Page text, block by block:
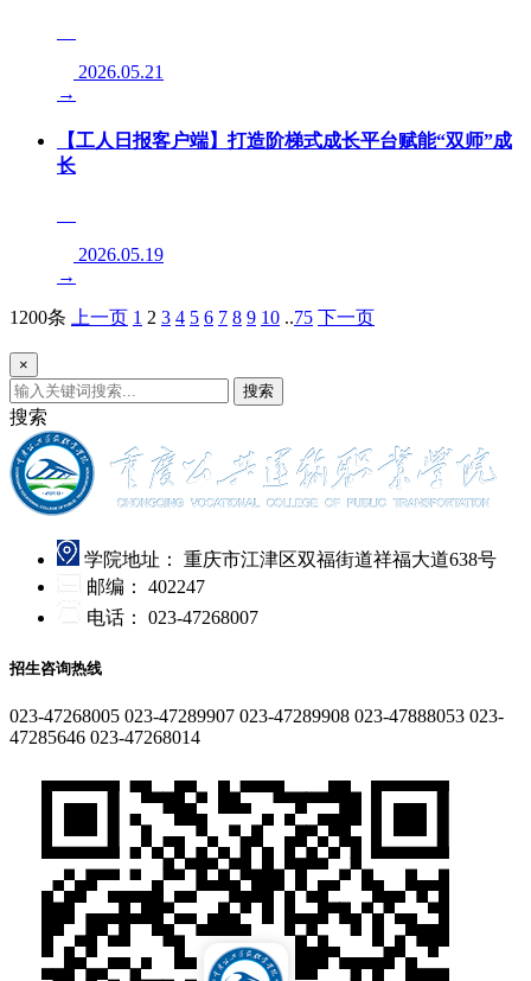
2026.05.21
→
【工人日报客户端】打造阶梯式成长平台赋能“双师”成
长
2026.05.19
→
1200条 上一页 1 2 3 4 5 6 7 8 9 10 ..75 下一页
×
搜索
搜索
学院地址：
重庆市江津区双福街道祥福大道638号
邮编：
402247
电话：
023-47268007
招生咨询热线
023-47268005 023-47289907 023-47289908 023-47888053 023-
47285646 023-47268014